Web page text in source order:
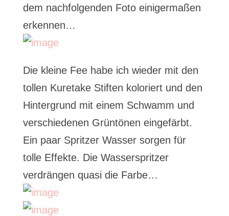
dem nachfolgenden Foto einigermaßen
erkennen…
Die kleine Fee habe ich wieder mit den
tollen Kuretake Stiften koloriert und den
Hintergrund mit einem Schwamm und
verschiedenen Grüntönen eingefärbt.
Ein paar Spritzer Wasser sorgen für
tolle Effekte. Die Wasserspritzer
verdrängen quasi die Farbe…